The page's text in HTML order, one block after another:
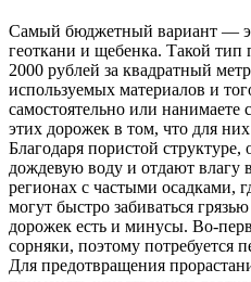
Самый бюджетный вариант —
геоткани и щебенка. Такой тип
2000 рублей за квадратный
используемых материалов и
самостоятельно или
этих дорожек в том, что для
Благодаря пористой
дождевую воду и отдают влагу
регионах с частыми осадками,
могут быстро забиваться
дорожек есть и минусы. Во-
сорняки, поэтому потребуется
Для предотвращения